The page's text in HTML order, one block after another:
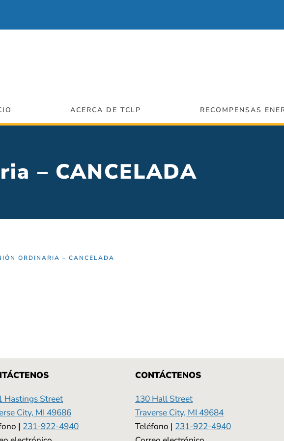
ACERCA DE TCLP RECOMPENSAS
– CANCELADA
ORDINARIA – CANCELADA
Hastings Street
City, MI 49686
| 231-922-4940
CONTÁCTENOS
130 Hall Street
Traverse City, MI 49684
Teléfono | 231-922-4940